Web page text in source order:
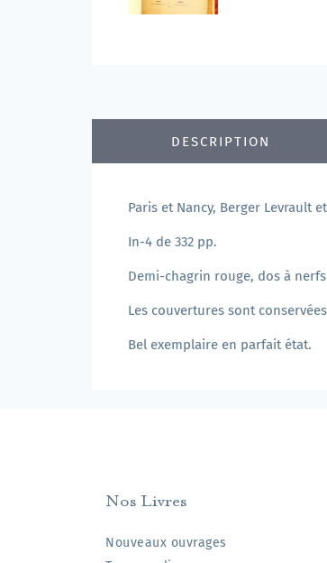
DESCRIPTION
Paris et Nancy, Berger Levrault
In-4 de 332 pp.
Demi-chagrin rouge, dos à
Les couvertures sont
Bel exemplaire en parfait état.
Nos Livres
Nouveaux ouvrages